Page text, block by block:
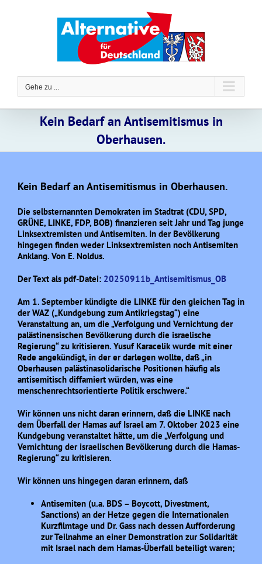
Gehe zu ...
Kein Bedarf an Antisemitismus in
Oberhausen.
Kein Bedarf an Antisemitismus in Oberhausen.
Die selbsternannten Demokraten im Stadtrat (CDU, SPD,
GRÜNE, LINKE, FDP, BOB) finanzieren seit Jahr und Tag junge
Linksextremisten und Antisemiten. In der Bevölkerung
hingegen finden weder Linksextremisten noch Antisemiten
Anklang. Von E. Noldus.
Der Text als pdf-Datei: 20250911b_Antisemitismus_OB
Am 1. September kündigte die LINKE für den gleichen Tag in
der WAZ („Kundgebung zum Antikriegstag“) eine
Veranstaltung an, um die „Verfolgung und Vernichtung der
palästinensischen Bevölkerung durch die israelische
Regierung“ zu kritisieren. Yusuf Karacelik wurde mit einer
Rede angekündigt, in der er darlegen wollte, daß „in
Oberhausen palästinasolidarische Positionen häufig als
antisemitisch diffamiert würden, was eine
menschenrechtsorientierte Politik erschwere.“
Wir können uns nicht daran erinnern, daß die LINKE nach
dem Überfall der Hamas auf Israel am 7. Oktober 2023 eine
Kundgebung veranstaltet hätte, um die „Verfolgung und
Vernichtung der israelischen Bevölkerung durch die Hamas-
Regierung“ zu kritisieren.
Wir können uns hingegen daran erinnern, daß
Antisemiten (u.a. BDS – Boycott, Divestment,
Sanctions) an der Hetze gegen die Internationalen
Kurzfilmtage und Dr. Gass nach dessen Aufforderung
zur Teilnahme an einer Demonstration zur Solidarität
mit Israel nach dem Hamas-Überfall beteiligt waren;